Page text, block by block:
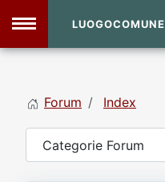
LUOGOCOMUNE
Forum Index